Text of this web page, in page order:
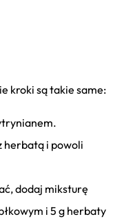
kroki są takie same:
herbatą i powoli
dodaj miksturę
i 5 g herbaty